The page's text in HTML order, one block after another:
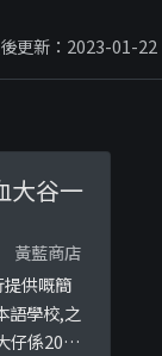
更新：2023-01-22
大谷一
黃藍商店
供嘅簡
語學校,之
仔係2012